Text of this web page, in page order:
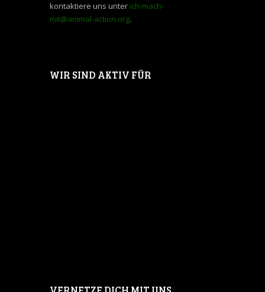
kontaktiere uns unter ich-mach-
mit@animal-action.org.
WIR SIND AKTIV FÜR